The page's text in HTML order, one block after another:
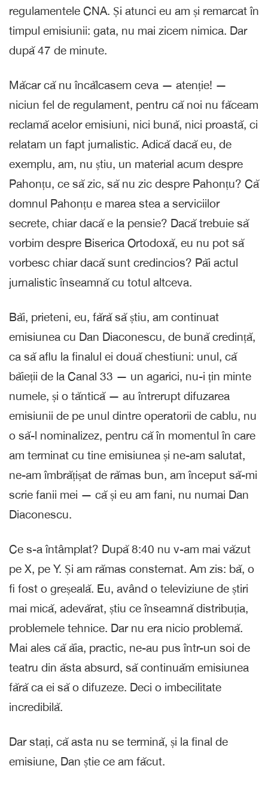
regulamentele CNA. Și atunci eu am și remarcat în
timpul emisiunii: gata, nu mai zicem nimica. Dar
după 47 de minute.
Măcar că nu încălcasem ceva — atenție! —
niciun fel de regulament, pentru că noi nu făceam
reclamă acelor emisiuni, nici bună, nici proastă, ci
relatam un fapt jurnalistic. Adică dacă eu, de
exemplu, am, nu știu, un material acum despre
Pahonțu, ce să zic, să nu zic despre Pahonțu? Că
domnul Pahonțu e marea stea a serviciilor
secrete, chiar dacă e la pensie? Dacă trebuie să
vorbim despre Biserica Ortodoxă, eu nu pot să
vorbesc chiar dacă sunt credincios? Păi actul
jurnalistic înseamnă cu totul altceva.
Băi, prieteni, eu, fără să știu, am continuat
emisiunea cu Dan Diaconescu, de bună credință,
ca să aflu la finalul ei două chestiuni: unul, că
băieții de la Canal 33 — un agarici, nu-i țin minte
numele, și o tăntică — au întrerupt difuzarea
emisiunii de pe unul dintre operatorii de cablu, nu
o să-l nominalizez, pentru că în momentul în care
am terminat cu tine emisiunea și ne-am salutat,
ne-am îmbrățișat de rămas bun, am început să-mi
scrie fanii mei — că și eu am fani, nu numai Dan
Diaconescu.
Ce s-a întâmplat? După 8:40 nu v-am mai văzut
pe X, pe Y. Și am rămas consternat. Am zis: bă, o
fi fost o greșeală. Eu, având o televiziune de știri
mai mică, adevărat, știu ce înseamnă distribuția,
problemele tehnice. Dar nu era nicio problemă.
Mai ales că ăia, practic, ne-au pus într-un soi de
teatru din ăsta absurd, să continuăm emisiunea
fără ca ei să o difuzeze. Deci o imbecilitate
incredibilă.
Dar stați, că asta nu se termină, și la final de
emisiune, Dan știe ce am făcut.